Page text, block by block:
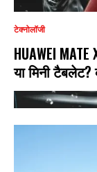
टेक्नोलॉजी
HUAWEI
या मिनी